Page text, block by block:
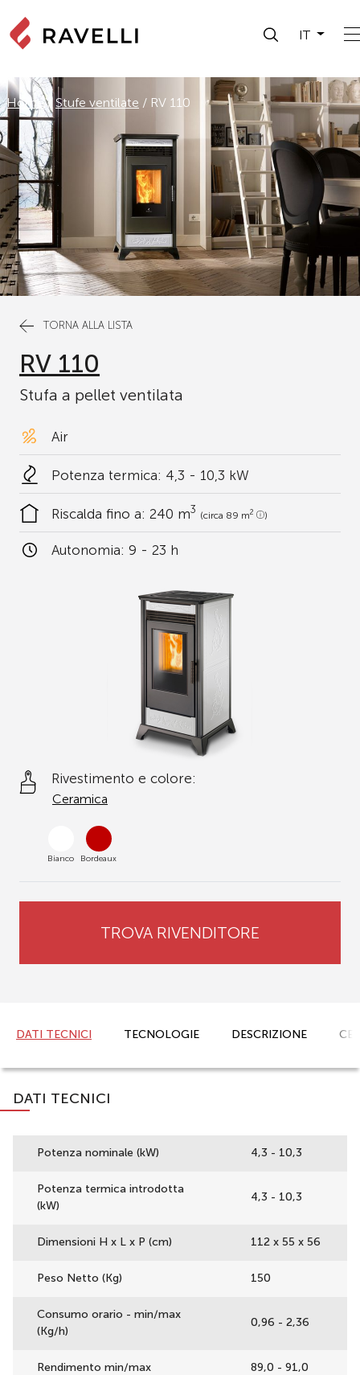
IT
Home/Stufe ventilate / RV 110
TORNA ALLA LISTA
RV 110
Stufa a pellet ventilata
Air
Potenza termica: 4,3 - 10,3 kW
Riscalda fino a: 240 m3 (circa 89 m2 )
Autonomia: 9 - 23 h
Rivestimento e colore:
Ceramica
Bianco Bordeaux
TROVA RIVENDITORE
DATI TECNICI TECNOLOGIE DESCRIZIONE
DATI TECNICI
Potenza nominale (kW) 4,3 - 10,3
Potenza termica introdotta
(kW)
4,3 - 10,3
Dimensioni H x L x P (cm) 112 x 55 x 56
Peso Netto (Kg) 150
Consumo orario - min/max
(Kg/h)
0,96 - 2,36
Rendimento min/max 89,0 - 91,0